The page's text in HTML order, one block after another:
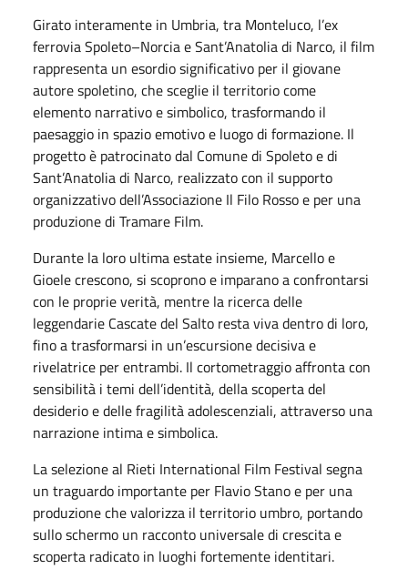
Girato interamente in Umbria, tra Monteluco, l’ex
ferrovia Spoleto–Norcia e Sant’Anatolia di Narco, il film
rappresenta un esordio significativo per il giovane
autore spoletino, che sceglie il territorio come
elemento narrativo e simbolico, trasformando il
paesaggio in spazio emotivo e luogo di formazione. Il
progetto è patrocinato dal Comune di Spoleto e di
Sant’Anatolia di Narco, realizzato con il supporto
organizzativo dell’Associazione Il Filo Rosso e per una
produzione di Tramare Film.
Durante la loro ultima estate insieme, Marcello e
Gioele crescono, si scoprono e imparano a confrontarsi
con le proprie verità, mentre la ricerca delle
leggendarie Cascate del Salto resta viva dentro di loro,
fino a trasformarsi in un’escursione decisiva e
rivelatrice per entrambi. Il cortometraggio affronta con
sensibilità i temi dell’identità, della scoperta del
desiderio e delle fragilità adolescenziali, attraverso una
narrazione intima e simbolica.
La selezione al Rieti International Film Festival segna
un traguardo importante per Flavio Stano e per una
produzione che valorizza il territorio umbro, portando
sullo schermo un racconto universale di crescita e
scoperta radicato in luoghi fortemente identitari.